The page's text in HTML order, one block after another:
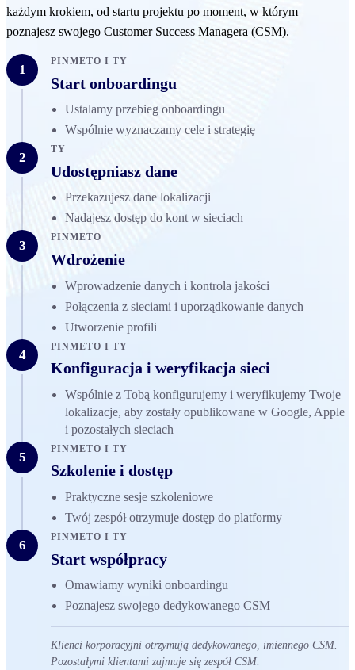
każdym krokiem, od startu projektu po moment, w którym
poznajesz swojego Customer Success Managera (CSM).
1
PINMETO I TY
Start onboardingu
Ustalamy przebieg onboardingu
Wspólnie wyznaczamy cele i strategię
2
TY
Udostępniasz dane
Przekazujesz dane lokalizacji
Nadajesz dostęp do kont w sieciach
3
PINMETO
Wdrożenie
Wprowadzenie danych i kontrola jakości
Połączenia z sieciami i uporządkowanie danych
Utworzenie profili
4
PINMETO I TY
Konfiguracja i weryfikacja sieci
Wspólnie z Tobą konfigurujemy i weryfikujemy Twoje
lokalizacje, aby zostały opublikowane w Google, Apple
i pozostałych sieciach
5
PINMETO I TY
Szkolenie i dostęp
Praktyczne sesje szkoleniowe
Twój zespół otrzymuje dostęp do platformy
6
PINMETO I TY
Start współpracy
Omawiamy wyniki onboardingu
Poznajesz swojego dedykowanego CSM
Klienci korporacyjni otrzymują dedykowanego, imiennego CSM.
Pozostałymi klientami zajmuje się zespół CSM.